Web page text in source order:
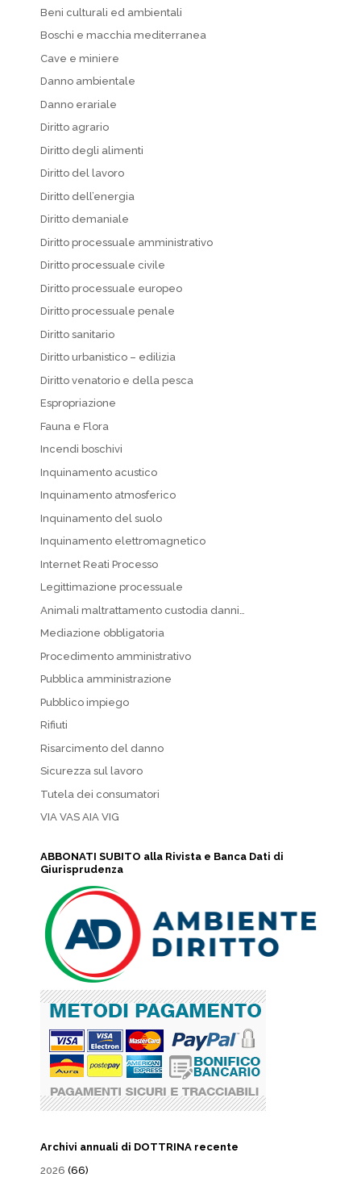
Beni culturali ed ambientali
Boschi e macchia mediterranea
Cave e miniere
Danno ambientale
Danno erariale
Diritto agrario
Diritto degli alimenti
Diritto del lavoro
Diritto dell’energia
Diritto demaniale
Diritto processuale amministrativo
Diritto processuale civile
Diritto processuale europeo
Diritto processuale penale
Diritto sanitario
Diritto urbanistico – edilizia
Diritto venatorio e della pesca
Espropriazione
Fauna e Flora
Incendi boschivi
Inquinamento acustico
Inquinamento atmosferico
Inquinamento del suolo
Inquinamento elettromagnetico
Internet Reati Processo
Legittimazione processuale
Animali maltrattamento custodia danni…
Mediazione obbligatoria
Procedimento amministrativo
Pubblica amministrazione
Pubblico impiego
Rifiuti
Risarcimento del danno
Sicurezza sul lavoro
Tutela dei consumatori
VIA VAS AIA VIG
ABBONATI SUBITO alla Rivista e Banca Dati di
Giurisprudenza
Archivi annuali di DOTTRINA recente
2026 (66)